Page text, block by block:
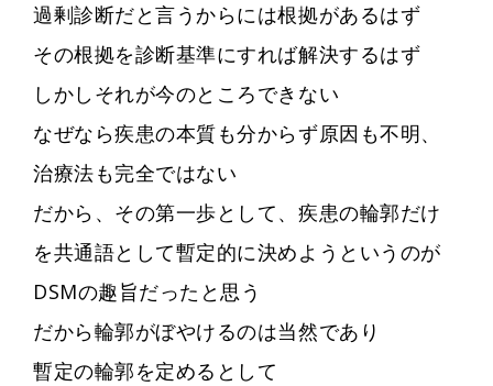
過剰診断だと言うからには根拠があるはず
その根拠を診断基準にすれば解決するはず
しかしそれが今のところできない
なぜなら疾患の本質も分からず原因も不明、
治療法も完全ではない
だから、その第一歩として、疾患の輪郭だけ
を共通語として暫定的に決めようというのが
DSMの趣旨だったと思う
だから輪郭がぼやけるのは当然であり
暫定の輪郭を定めるとして